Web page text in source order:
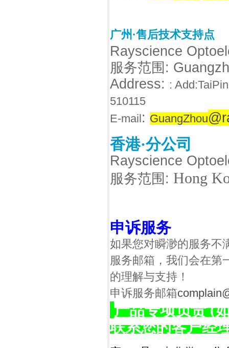
广州 ·售后技术支持点
Rayscience
服务范围:
Address: :
510115
E-mail: GuangZhou
香港·分公司
Rayscience
服务范围 : Hong
申诉服务
如果您对瞬渺的服务不
服务邮箱，我们会在第
的理解与支持！
申诉服务邮箱
产品专项负责 (
联系您的客户经